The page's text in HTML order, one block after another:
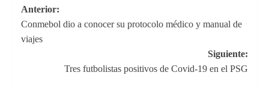
Navegación
de
entradas
Anterior:
Conmebol dio a conocer su protocolo médico y manual de
viajes
Siguiente:
Tres futbolistas positivos de Covid-19 en el PSG